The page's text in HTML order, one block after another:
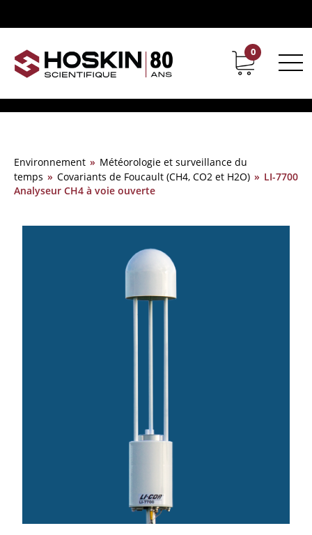
Support Carrières chez Hoskin
0
Environnement » Météorologie et surveillance du
temps » Covariants de Foucault (CH4, CO2 et H2O) » LI-7700
Analyseur CH4 à voie ouverte